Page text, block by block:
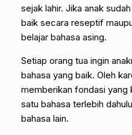
sejak lahir. Jika anak
baik secara reseptif
belajar bahasa asing.
Setiap orang tua ingin
bahasa yang baik. Oleh
memberikan fondasi yang
satu bahasa terlebih
bahasa lain.